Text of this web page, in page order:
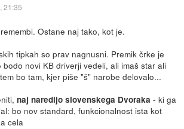
21:35
Ostane naj tako, kot je.
tipkah so prav nagnusni. Premik črke je
bodo novi KB driverji vedeli, ali imaš star ali
bo tam, kjer piše "š" narobe delovalo...
naj naredijo slovenskega Dvoraka - ki ga
bo nov standard, funkcionalnost ista kot
cela